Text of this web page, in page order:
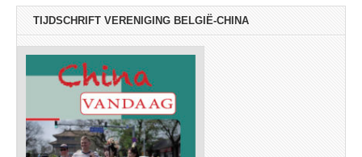
TIJDSCHRIFT VERENIGING BELGIË-CHINA